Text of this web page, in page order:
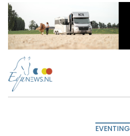
EVENTING